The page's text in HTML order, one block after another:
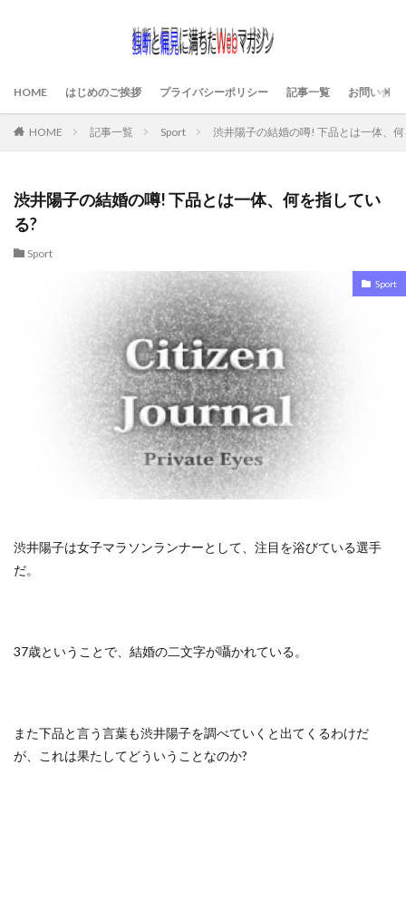
HOME はじめのご挨拶 プライバシーポリシー 記事一覧 お問い合わ
HOME 記事一覧 Sport 渋井陽子の結婚の噂! 下品とは一体、
渋井陽子の結婚の噂! 下品とは一体、何を指してい
る?
Sport
Sport
渋井陽子は女子マラソンランナーとして、注目を浴びている選手
だ。
37歳ということで、結婚の二文字が囁かれている。
また下品と言う言葉も渋井陽子を調べていくと出てくるわけだ
が、これは果たしてどういうことなのか?